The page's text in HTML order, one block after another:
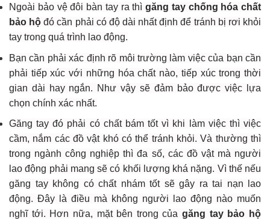
Ngoài bảo vệ đôi bàn tay ra thì găng tay chống hóa chất
bảo hộ đó cần phải có độ dài nhất định để tránh bị rơi khỏi
tay trong quá trình lao động.
Bạn cần phải xác định rõ môi trường làm việc của bạn cần
phải tiếp xúc với những hóa chất nào, tiếp xúc trong thời
gian dài hay ngắn. Như vậy sẽ đảm bảo được việc lựa
chọn chính xác nhất.
Găng tay đó phải có chất bám tốt vì khi làm việc thì việc
cầm, nắm các đồ vật khó có thể tránh khỏi. Và thường thì
trong ngành công nghiệp thì đa số, các đồ vật mà người
lao động phải mang sẽ có khối lượng khá nặng. Vì thế nếu
găng tay không có chất nhám tốt sẽ gây ra tai nạn lao
động. Đây là điều mà không người lao động nào muốn
nghĩ tới. Hơn nữa, mặt bên trong củagăng tay bảo hộ